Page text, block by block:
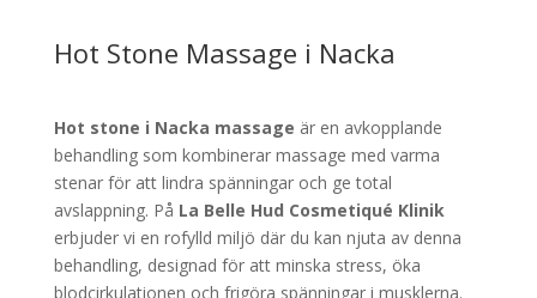
Hot Stone Massage i Nacka
Hot stone i Nacka massage är en avkopplande
behandling som kombinerar massage med varma
stenar för att lindra spänningar och ge total
avslappning. På La Belle Hud Cosmetiqué Klinik
erbjuder vi en rofylld miljö där du kan njuta av denna
behandling, designad för att minska stress, öka
blodcirkulationen och frigöra spänningar i musklerna.